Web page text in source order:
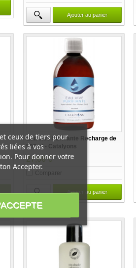
Ajouter au panier
Eau vive Purifiante Recharge de
500ml - Catalyons
27,66 €
Comparer
Ajouter au panier
ceux de tiers pour
liées à vos
Pour donner votre
Accepter.